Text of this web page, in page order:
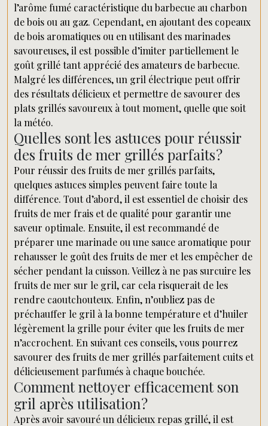
l’arôme fumé caractéristique du barbecue au charbon
de bois ou au gaz. Cependant, en ajoutant des copeaux
de bois aromatiques ou en utilisant des marinades
savoureuses, il est possible d’imiter partiellement le
goût grillé tant apprécié des amateurs de barbecue.
Malgré les différences, un gril électrique peut offrir
des résultats délicieux et permettre de savourer des
plats grillés savoureux à tout moment, quelle que soit
la météo.
Quelles sont les astuces pour réussir
des fruits de mer grillés parfaits ?
Pour réussir des fruits de mer grillés parfaits,
quelques astuces simples peuvent faire toute la
différence. Tout d’abord, il est essentiel de choisir des
fruits de mer frais et de qualité pour garantir une
saveur optimale. Ensuite, il est recommandé de
préparer une marinade ou une sauce aromatique pour
rehausser le goût des fruits de mer et les empêcher de
sécher pendant la cuisson. Veillez à ne pas surcuire les
fruits de mer sur le gril, car cela risquerait de les
rendre caoutchouteux. Enfin, n’oubliez pas de
préchauffer le gril à la bonne température et d’huiler
légèrement la grille pour éviter que les fruits de mer
n’accrochent. En suivant ces conseils, vous pourrez
savourer des fruits de mer grillés parfaitement cuits et
délicieusement parfumés à chaque bouchée.
Comment nettoyer efficacement son
gril après utilisation ?
Après avoir savouré un délicieux repas grillé, il est